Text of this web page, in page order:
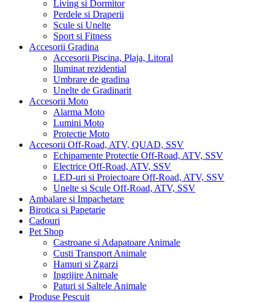
Living si Dormitor
Perdele si Draperii
Scule si Unelte
Sport si Fitness
Accesorii Gradina
Accesorii Piscina, Plaja, Litoral
Iluminat rezidential
Umbrare de gradina
Unelte de Gradinarit
Accesorii Moto
Alarma Moto
Lumini Moto
Protectie Moto
Accesorii Off-Road, ATV, QUAD, SSV
Echipamente Protectie Off-Road, ATV, SSV
Electrice Off-Road, ATV, SSV
LED-uri si Proiectoare Off-Road, ATV, SSV
Unelte si Scule Off-Road, ATV, SSV
Ambalare si Impachetare
Birotica si Papetarie
Cadouri
Pet Shop
Castroane si Adapatoare Animale
Custi Transport Animale
Hamuri si Zgarzi
Ingrijire Animale
Paturi si Saltele Animale
Produse Pescuit